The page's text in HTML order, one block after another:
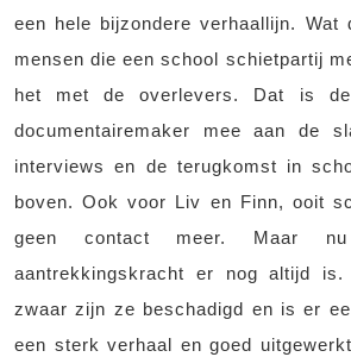
een hele bijzondere verhaallijn. Wat
mensen die een school schietpartij
het met de overlevers. Dat is
documentairemaker mee aan de
interviews en de terugkomst in
boven. Ook voor Liv en Finn, ooit
geen contact meer. Maar
aantrekkingskracht er nog altijd
zwaar zijn ze beschadigd en is er
een sterk verhaal en goed